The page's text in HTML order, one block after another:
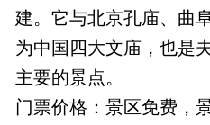
建。它与北京孔庙、曲
为中国四大文庙，也是
主要的景点。
门票价格：景区免费，